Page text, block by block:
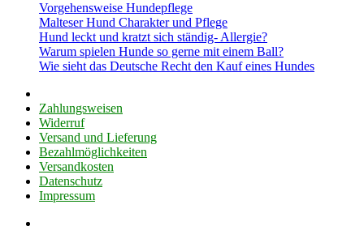
Vorgehensweise Hundepflege
Malteser Hund Charakter und Pflege
Hund leckt und kratzt sich ständig- Allergie?
Warum spielen Hunde so gerne mit einem Ball?
Wie sieht das Deutsche Recht den Kauf eines Hundes
Zahlungsweisen
Widerruf
Versand und Lieferung
Bezahlmöglichkeiten
Versandkosten
Datenschutz
Impressum